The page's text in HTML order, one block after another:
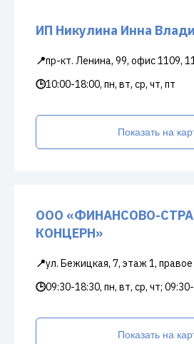
ИП Никулина Инна
📍пр-кт. Ленина, 99, офис 1109,
🕒10:00-18:00, пн, вт, ср, чт, пт
Показать на
ООО «ФИНАНСОВО-
КОНЦЕРН»
📍ул. Бежицкая, 7, этаж 1,
🕒09:30-18:30, пн, вт, ср, чт;
Показать на